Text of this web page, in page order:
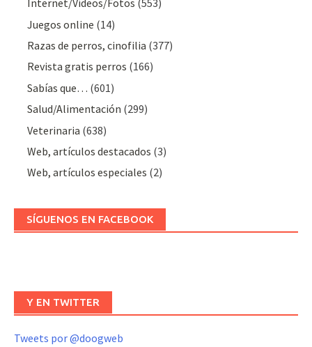
Internet/Vídeos/Fotos (553)
Juegos online (14)
Razas de perros, cinofilia (377)
Revista gratis perros (166)
Sabías que… (601)
Salud/Alimentación (299)
Veterinaria (638)
Web, artículos destacados (3)
Web, artículos especiales (2)
SÍGUENOS EN FACEBOOK
Y EN TWITTER
Tweets por @doogweb